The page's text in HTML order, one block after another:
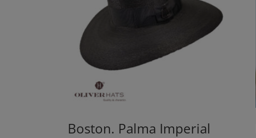
Boston. Palma Imperial